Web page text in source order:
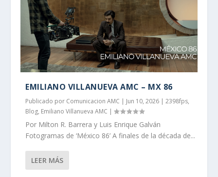
EMILIANO VILLANUEVA AMC – MX 86
Publicado por Comunicacion AMC | Jun 10, 2026 |2398fps,
Blog, Emiliano Villanueva AMC |
Por Milton R. Barrera y Luis Enrique Galván
Fotogramas de ‘México 86’ A finales de la década de...
LEER MÁS